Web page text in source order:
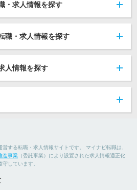
・求人情報を探す
職・求人情報を探す
人情報を探す
営する転職・求人情報サイトです。 マイナビ転職は、
進事業 （委託事業）により設置された求人情報適正化
しています。